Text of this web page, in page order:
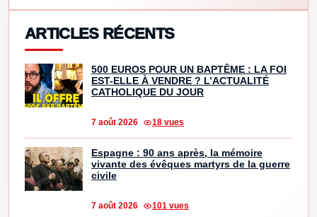
ARTICLES RÉCENTS
500 EUROS POUR UN BAPTÊME : LA FOI
EST-ELLE À VENDRE ? L’ACTUALITÉ
CATHOLIQUE DU JOUR
7 août 2026 18 vues
Espagne : 90 ans après, la mémoire
vivante des évêques martyrs de la guerre
civile
7 août 2026 101 vues